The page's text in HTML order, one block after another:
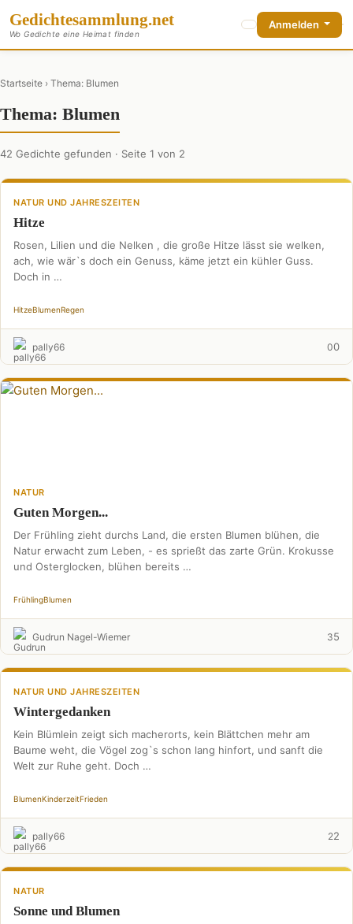
Gedichtesammlung.net
Wo Gedichte eine Heimat finden
Anmelden
Startseite › Thema: Blumen
Thema: Blumen
42 Gedichte gefunden · Seite 1 von 2
NATUR UND JAHRESZEITEN
Hitze
Rosen, Lilien und die Nelken , die große Hitze lässt sie welken,
ach, wie wär`s doch ein Genuss, käme jetzt ein kühler Guss.
Doch in …
HitzeBlumenRegen
pally66 00
NATUR
Guten Morgen...
Der Frühling zieht durchs Land, die ersten Blumen blühen, die
Natur erwacht zum Leben, - es sprießt das zarte Grün. Krokusse
und Osterglocken, blühen bereits …
FrühlingBlumen
Gudrun Nagel-Wiemer 35
NATUR UND JAHRESZEITEN
Wintergedanken
Kein Blümlein zeigt sich macherorts, kein Blättchen mehr am
Baume weht, die Vögel zog`s schon lang hinfort, und sanft die
Welt zur Ruhe geht. Doch …
BlumenKinderzeitFrieden
pally66 22
NATUR
Sonne und Blumen